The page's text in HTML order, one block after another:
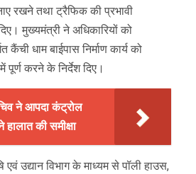
रखने तथा ट्रैफिक की प्रभावी
मुख्यमंत्री ने अधिकारियों को
धाम बाईपास निर्माण कार्य को
पूर्ण करने के निर्देश दिए।
ने आपदा कंट्रोल
की समीक्षा
उद्यान विभाग के माध्यम से पॉली हाउस,